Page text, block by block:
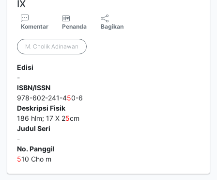
IX
Komentar Penanda Bagikan
M. Cholik Adinawan
Edisi
-
ISBN/ISSN
978-602-241-450-6
Deskripsi Fisik
186 hlm; 17 X 25cm
Judul Seri
-
No. Panggil
510 Cho m